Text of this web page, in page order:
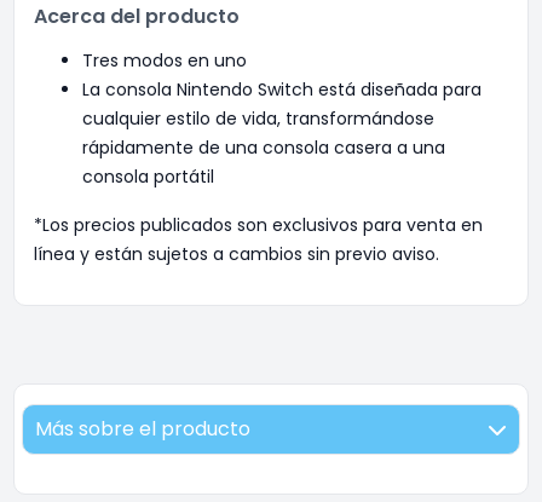
Acerca del producto
Tres modos en uno
La consola Nintendo Switch está diseñada para
cualquier estilo de vida, transformándose
rápidamente de una consola casera a una
consola portátil
*Los precios publicados son exclusivos para venta en
línea y están sujetos a cambios sin previo aviso.
Más sobre el producto